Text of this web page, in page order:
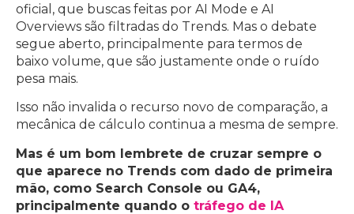
oficial, que buscas feitas por AI Mode e AI
Overviews são filtradas do Trends. Mas o debate
segue aberto, principalmente para termos de
baixo volume, que são justamente onde o ruído
pesa mais.
Isso não invalida o recurso novo de comparação, a
mecânica de cálculo continua a mesma de sempre.
Mas é um bom lembrete de cruzar sempre o
que aparece no Trends com dado de primeira
mão, como Search Console ou GA4,
principalmente quando o tráfego de IA